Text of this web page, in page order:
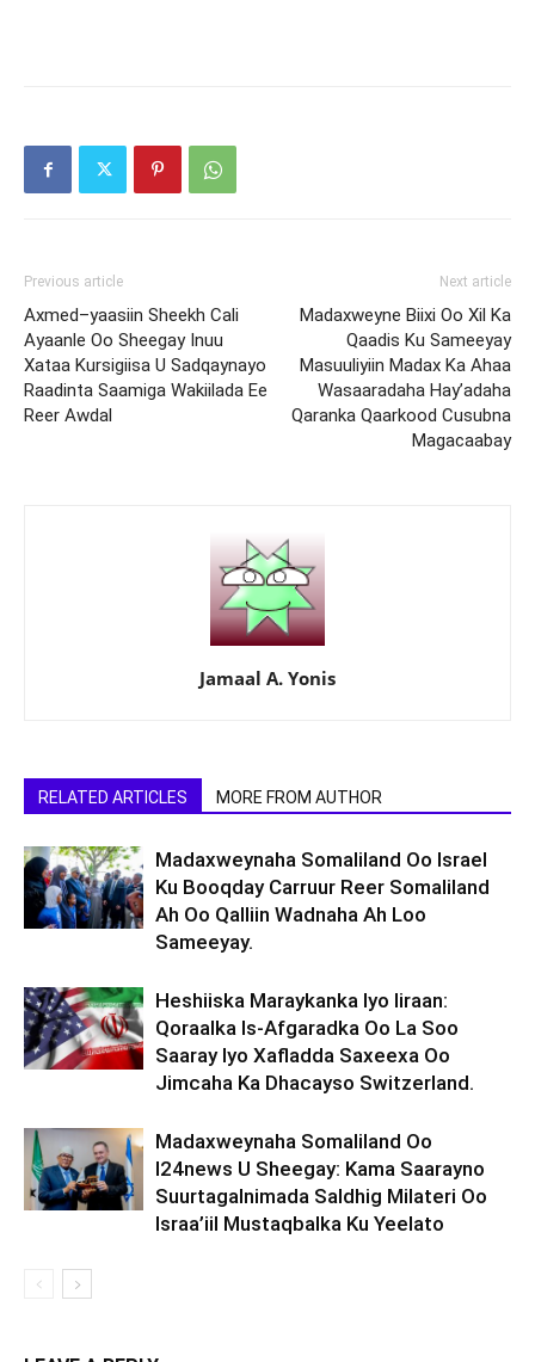
Previous article
Axmed–yaasiin Sheekh Cali
Ayaanle Oo Sheegay Inuu
Xataa Kursigiisa U Sadqaynayo
Raadinta Saamiga Wakiilada Ee
Reer Awdal
Next article
Madaxweyne Biixi Oo Xil Ka
Qaadis Ku Sameeyay
Masuuliyiin Madax Ka Ahaa
Wasaaradaha Hay’adaha
Qaranka Qaarkood Cusubna
Magacaabay
Jamaal A. Yonis
RELATED ARTICLES MORE FROM AUTHOR
Madaxweynaha Somaliland Oo Israel
Ku Booqday Carruur Reer Somaliland
Ah Oo Qalliin Wadnaha Ah Loo
Sameeyay.
Heshiiska Maraykanka Iyo Iiraan:
Qoraalka Is-Afgaradka Oo La Soo
Saaray Iyo Xafladda Saxeexa Oo
Jimcaha Ka Dhacayso Switzerland.
Madaxweynaha Somaliland Oo
I24news U Sheegay: Kama Saarayno
Suurtagalnimada Saldhig Milateri Oo
Israa’iil Mustaqbalka Ku Yeelato